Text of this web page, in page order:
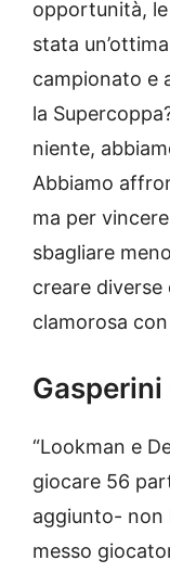
opportunità,
stata
campionato e
la
niente,
Abbiamo
ma per
sbagliare
creare diverse
clamorosa
“Lookman e
giocare 56
aggiunto- non
messo